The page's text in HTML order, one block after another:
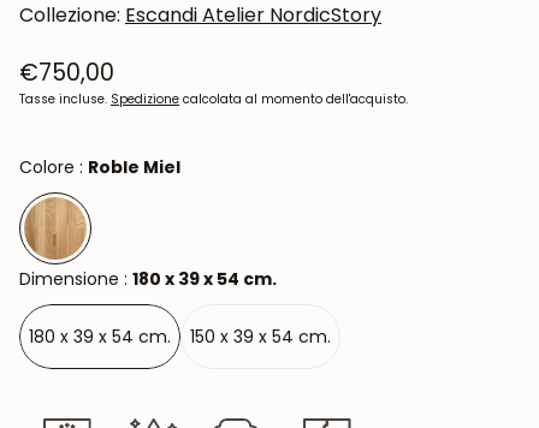
Collezione: Escandi Atelier NordicStory
Prezzo
normale
€750,00
Tasse incluse. Spedizione calcolata al momento dell'acquisto.
Colore : Roble Miel
Dimensione : 180 x 39 x 54 cm.
180 x 39 x 54 cm. 150 x 39 x 54 cm.